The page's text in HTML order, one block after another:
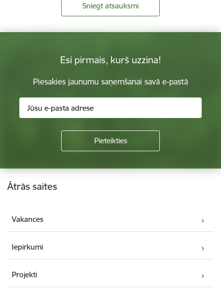
Sniegt atsauksmi
Esi pirmais, kurš uzzina!
Piesakies jaunumu saņemšanai savā e-pastā
Kājene
Ātrās saites
Vakances
Iepirkumi
Projekti